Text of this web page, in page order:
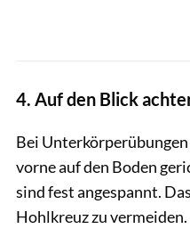
4. Auf den Blick
Bei
vorne auf den Boden
sind fest angespannt.
Hohlkreuz zu vermeiden.